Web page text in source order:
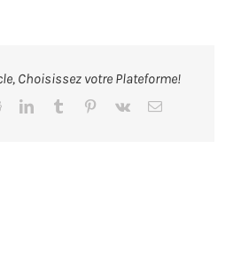
marseille-
humour-
Choisissez votre Plateforme!
RedditLinkedInTumblr Pinterest
Vk Email